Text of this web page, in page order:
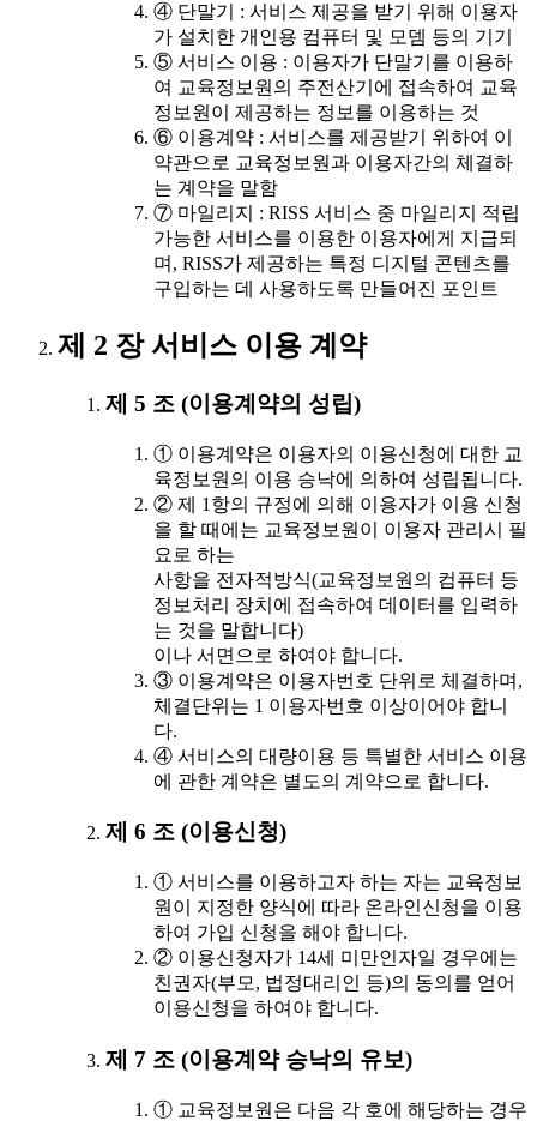
④ 단말기 : 서비스 제공을 받기 위해 이용자
가 설치한 개인용 컴퓨터 및 모뎀 등의 기기
⑤ 서비스 이용 : 이용자가 단말기를 이용하
여 교육정보원의 주전산기에 접속하여 교육
정보원이 제공하는 정보를 이용하는 것
⑥ 이용계약 : 서비스를 제공받기 위하여 이
약관으로 교육정보원과 이용자간의 체결하
는 계약을 말함
⑦ 마일리지 : RISS 서비스 중 마일리지 적립
가능한 서비스를 이용한 이용자에게 지급되
며, RISS가 제공하는 특정 디지털 콘텐츠를
구입하는 데 사용하도록 만들어진 포인트
제 2 장 서비스 이용 계약
제 5 조 (이용계약의 성립)
① 이용계약은 이용자의 이용신청에 대한 교
육정보원의 이용 승낙에 의하여 성립됩니다.
② 제 1항의 규정에 의해 이용자가 이용 신청
을 할 때에는 교육정보원이 이용자 관리시 필
요로 하는
사항을 전자적방식(교육정보원의 컴퓨터 등
정보처리 장치에 접속하여 데이터를 입력하
는 것을 말합니다)
이나 서면으로 하여야 합니다.
③ 이용계약은 이용자번호 단위로 체결하며,
체결단위는 1 이용자번호 이상이어야 합니
다.
④ 서비스의 대량이용 등 특별한 서비스 이용
에 관한 계약은 별도의 계약으로 합니다.
제 6 조 (이용신청)
① 서비스를 이용하고자 하는 자는 교육정보
원이 지정한 양식에 따라 온라인신청을 이용
하여 가입 신청을 해야 합니다.
② 이용신청자가 14세 미만인자일 경우에는
친권자(부모, 법정대리인 등)의 동의를 얻어
이용신청을 하여야 합니다.
제 7 조 (이용계약 승낙의 유보)
① 교육정보원은 다음 각 호에 해당하는 경우